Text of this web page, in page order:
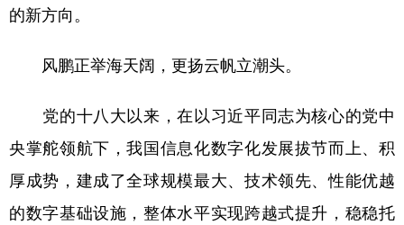
多语种频道
English Español Français
Русский язык 日本語 한국어
Deutsch Português
的新方向。
风鹏正举海天阔，更扬云帆立潮头。
党的十八大以来，在以习近平同志为核心的党中
央掌舵领航下，我国信息化数字化发展拔节而上、积
厚成势，建成了全球规模最大、技术领先、性能优越
的数字基础设施，整体水平实现跨越式提升，稳稳托